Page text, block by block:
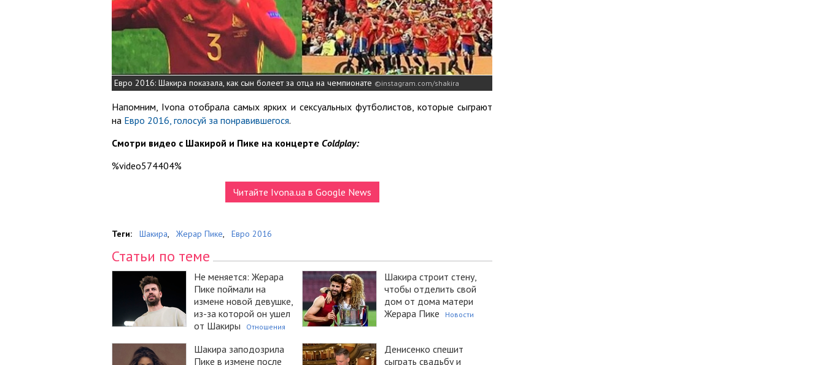
Евро 2016: Шакира показала, как сын болеет за отца на чемпионате instagram.com/shakira
Напомним, Ivona отобрала самых ярких и сексуальных футболистов, которые сыграют
на Евро 2016, голосуй за понравившегося.
Смотри видео с Шакирой и Пике на концерте Сoldplay:
%video574404%
Читайте Ivona.ua в Google News
Теги: Шакира, Жерар Пике, Евро 2016
Статьи по теме
Не меняется: Жерара
Пике поймали на
измене новой девушке,
из-за которой он ушел
от Шакиры
Отношения
Шакира строит стену,
чтобы отделить свой
дом от дома матери
Жерара Пике
Новости
Шакира заподозрила
Пике в измене после
Денисенко спешит
сыграть свадьбу и